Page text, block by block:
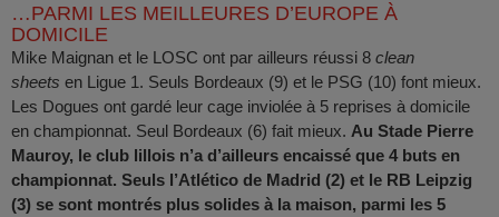
…PARMI LES MEILLEURES D’EUROPE À
DOMICILE
Mike Maignan et le LOSC ont par ailleurs réussi 8 clean
sheets en Ligue 1. Seuls Bordeaux (9) et le PSG (10) font mieux.
Les Dogues ont gardé leur cage inviolée à 5 reprises à domicile
en championnat. Seul Bordeaux (6) fait mieux. Au Stade Pierre
Mauroy, le club lillois n’a d’ailleurs encaissé que 4 buts en
championnat. Seuls l’Atlético de Madrid (2) et le RB Leipzig
(3) se sont montrés plus solides à la maison, parmi les 5